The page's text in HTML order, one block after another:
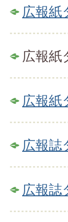
広報紙
広報紙
広報紙
広報誌
広報誌